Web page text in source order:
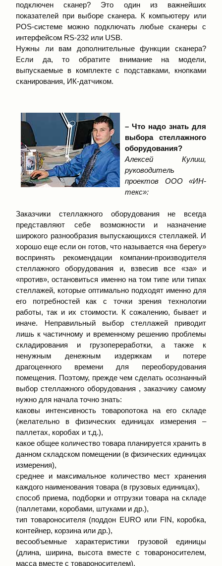
подключен сканер? Это один из важнейших
показателей при выборе сканера. К компьютеру или
POS-системе можно подключать любые сканеры с
интерфейсом RS-232 или USB.
Нужны ли вам дополнительные функции сканера?
Если да, то обратите внимание на модели,
выпускаемые в комплекте с подставками, кнопками
сканирования, ИК-датчиком.
– Что надо знать для
выбора стеллажного
оборудования?
Алексей Кулиш,
руководитель
проектов ООО «ИН-
текс»:
Заказчики стеллажного оборудования не всегда
представляют себе возможности и назначение
широкого разнообразия выпускающихся стеллажей. И
хорошо еще если он готов, что называется «на берегу»
воспринять рекомендации компании-производителя
стеллажного оборудования и, взвесив все «за» и
«против», остановиться именно на том типе или типах
стеллажей, которые оптимально подходят именно для
его потребностей как с точки зрения технологии
работы, так и их стоимости. К сожалению, бывает и
иначе. Неправильный выбор стеллажей приводит
лишь к частичному и временному решению проблемы
складирования и грузопереработки, а также к
ненужным денежным издержкам и потере
драгоценного времени для переоборудования
помещения. Поэтому, прежде чем сделать осознанный
выбор стеллажного оборудования , заказчику самому
нужно для начала точно знать:
каковы интенсивность товаропотока на его складе
(желательно в физических единицах измерения –
паллетах, коробах и т.д.),
какое общее количество товара планируется хранить в
данном складском помещении (в физических единицах
измерения),
среднее и максимальное количество мест хранения
каждого наименования товара (в грузовых единицах),
способ приема, подборки и отгрузки товара на складе
(паллетами, коробами, штуками и др.),
тип товароносителя (поддон EURO или FIN, коробка,
контейнер, корзина или др.),
весообъемные характеристики грузовой единицы
(длина, ширина, высота вместе с товароносителем,
масса вместе с товароносителем),